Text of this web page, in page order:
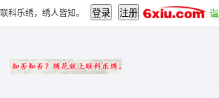
联科乐绣，绣人皆知。